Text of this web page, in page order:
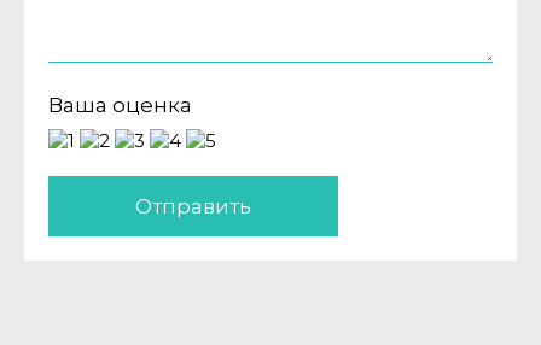
Ваша оценка
Отправить